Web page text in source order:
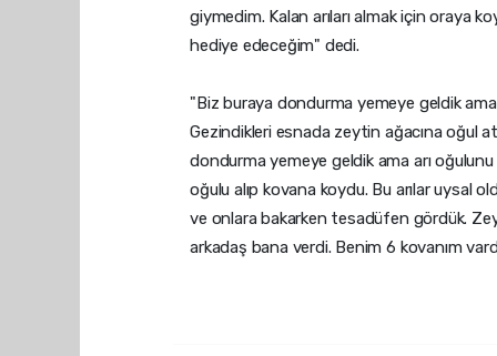
giymedim. Kalan arıları almak için oraya
hediye edeceğim" dedi.
"Biz buraya dondurma yemeye geldik
Gezindikleri esnada zeytin ağacına oğul
dondurma yemeye geldik ama arı
oğulu alıp kovana koydu. Bu arılar uysal
ve onlara bakarken tesadüfen gördük.
arkadaş bana verdi. Benim 6 kovanım